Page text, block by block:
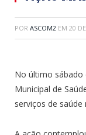
POR ASCOM2 EM 20
No último sábado
Municipal de
serviços de